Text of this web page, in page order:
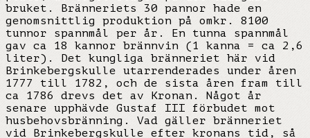
bruket. Bränneriets 30 pannor hade en
genomsnittlig produktion på omkr. 8100
tunnor spannmål per år. En tunna spannmål
gav ca 18 kannor brännvin (1 kanna = ca 2,6
liter). Det kungliga bränneriet här vid
Brinkebergskulle utarrenderades under åren
1777 till 1782, och de sista åren fram till
ca 1786 drevs det av Kronan. Något år
senare upphävde Gustaf III förbudet mot
husbehovsbränning. Vad gäller bränneriet
vid Brinkebergskulle efter kronans tid, så